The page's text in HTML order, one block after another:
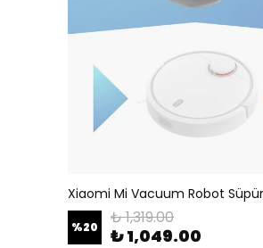
%20 ₺ 1,319.00
₺ 1,049.00